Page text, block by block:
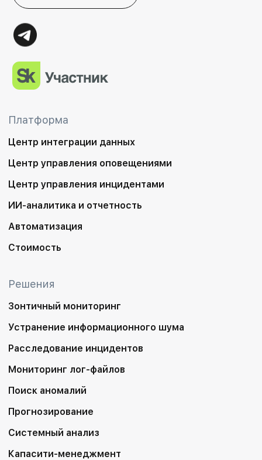
Платформа
Центр интеграции данных
Центр управления оповещениями
Центр управления инцидентами
ИИ-аналитика и отчетность
Автоматизация
Стоимость
Решения
Зонтичный мониторинг
Устранение информационного шума
Расследование инцидентов
Мониторинг лог-файлов
Поиск аномалий
Прогнозирование
Системный анализ
Капасити-менеджмент